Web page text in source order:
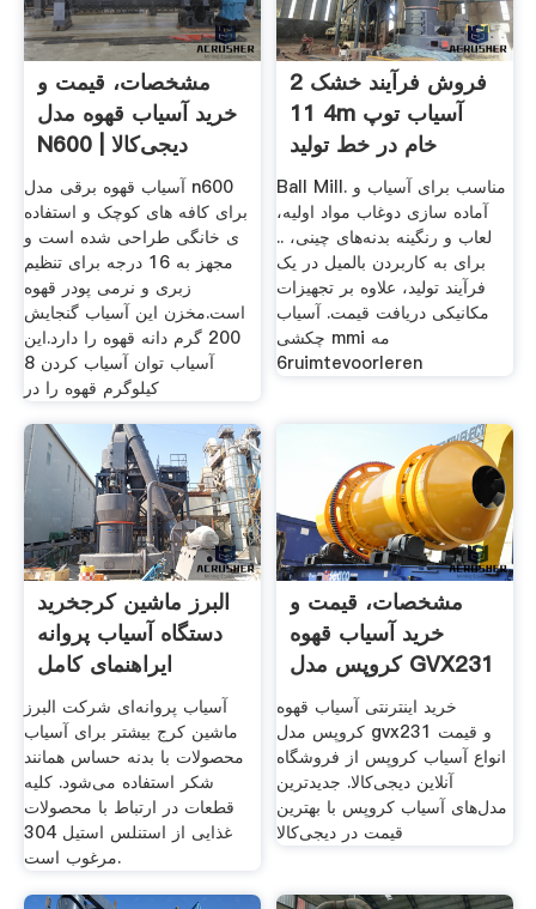
مشخصات، قیمت و
خرید آسیاب قهوه مدل
N600 | دیجی‌کالا
آسیاب قهوه برقی مدل n600
برای کافه های کوچک و استفاده
ی خانگی طراحی شده است و
مجهز به 16 درجه برای تنظیم
زبری و نرمی پودر قهوه
است.مخزن این آسیاب گنجایش
200 گرم دانه قهوه را دارد.این
آسیاب توان آسیاب کردن 8
کیلوگرم قهوه را در
فروش فرآیند خشک 2
4 11m آسیاب توپ
خام در خط تولید
Ball Mill. مناسب برای آسیاب و
آماده سازی دوغاب مواد اولیه،
لعاب و رنگینه بدنه‌های چینی، ..
برای به کاربردن بالمیل در یک
فرآیند تولید، علاوه بر تجهیزات
مکانیکی دریافت قیمت. آسیاب
چکشی mmi مه
6ruimtevoorleren
البرز ماشین کرجخرید
دستگاه آسیاب پروانه
ایراهنمای کامل
آسیاب پروانه‌ای شرکت البرز
ماشین کرج بیشتر برای آسیاب
محصولات با بدنه حساس همانند
شکر استفاده می‌شود. کلیه
قطعات در ارتباط با محصولات
غذایی از استنلس استیل 304
مرغوب است.
مشخصات، قیمت و
خرید آسیاب قهوه
کروپس مدل GVX231
خرید اینترنتی آسیاب قهوه
کروپس مدل gvx231 و قیمت
انواع آسیاب کروپس از فروشگاه
آنلاین دیجی‌کالا. جدیدترین
مدل‌های آسیاب کروپس با بهترین
قیمت در دیجی‌کالا